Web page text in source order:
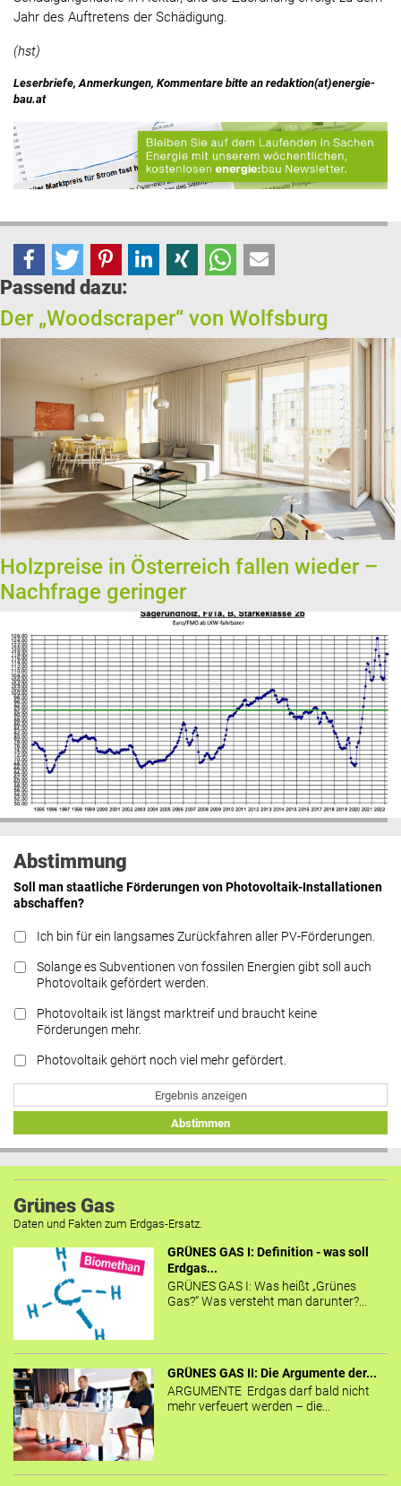
Jahr des Auftretens der Schädigung.
(hst)
Leserbriefe, Anmerkungen, Kommentare bitte an redaktion(at)energie-
bau.at
Passend dazu:
Der „Woodscraper“ von Wolfsburg
Holzpreise in Österreich fallen wieder –
Nachfrage geringer
Abstimmung
Soll man staatliche Förderungen von Photovoltaik-Installationen
abschaffen?
Ich bin für ein langsames Zurückfahren aller PV-Förderungen.
Solange es Subventionen von fossilen Energien gibt soll auch
Photovoltaik gefördert werden.
Photovoltaik ist längst marktreif und braucht keine
Förderungen mehr.
Photovoltaik gehört noch viel mehr gefördert.
Ergebnis anzeigen
Abstimmen
Grünes Gas
Daten und Fakten zum Erdgas-Ersatz.
GRÜNES GAS I: Definition - was soll
Erdgas...
GRÜNES GAS I: Was heißt „Grünes
Gas?“ Was versteht man darunter?...
GRÜNES GAS II: Die Argumente der...
ARGUMENTE Erdgas darf bald nicht
mehr verfeuert werden – die...